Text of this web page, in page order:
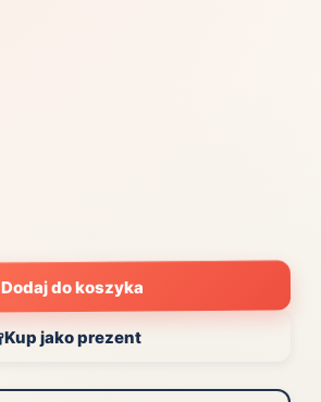
Dodaj do koszyka
Kup jako prezent